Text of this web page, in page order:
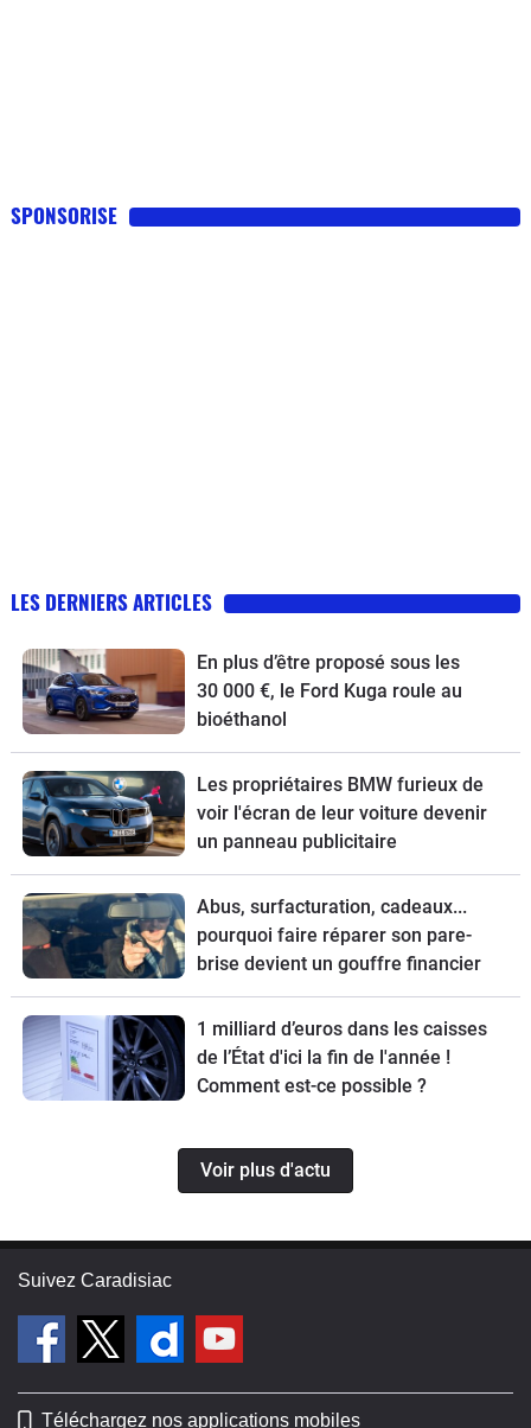
SPONSORISE
LES DERNIERS ARTICLES
En plus d’être proposé sous les
30 000 €, le Ford Kuga roule au
bioéthanol
Les propriétaires BMW furieux de
voir l'écran de leur voiture devenir
un panneau publicitaire
Abus, surfacturation, cadeaux...
pourquoi faire réparer son pare-
brise devient un gouffre financier
1 milliard d’euros dans les caisses
de l’État d'ici la fin de l'année !
Comment est-ce possible ?
Voir plus d'actu
Suivez Caradisiac
Téléchargez nos applications mobiles